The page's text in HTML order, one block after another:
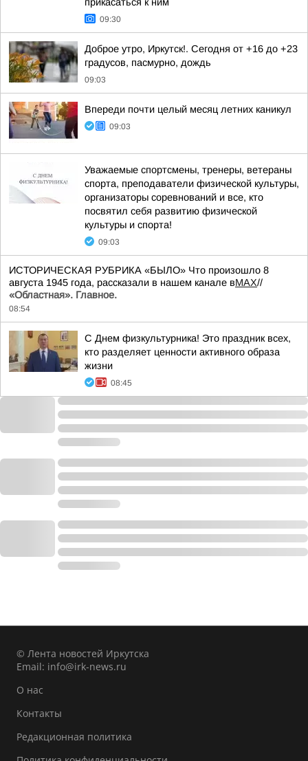
09:30
Доброе утро, Иркутск!. Сегодня от +16 до +23
градусов, пасмурно, дождь
09:03
Впереди почти целый месяц летних каникул
09:03
Уважаемые спортсмены, тренеры, ветераны
спорта, преподаватели физической культуры,
организаторы соревнований и все, кто
посвятил себя развитию физической
культуры и спорта!
09:03
ИСТОРИЧЕСКАЯ РУБРИКА «БЫЛО» Что произошло 8
августа 1945 года, рассказали в нашем канале вMAX//
«Областная». Главное.
08:54
С Днем физкультурника! Это праздник всех,
кто разделяет ценности активного образа
жизни
08:45
© Лента новостей Иркутска
Email: info@irk-news.ru
О нас
Контакты
Редакционная политика